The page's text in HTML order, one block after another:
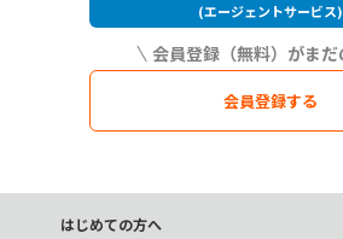
会員登録する
(エージェントサービス)
はじめての方へ